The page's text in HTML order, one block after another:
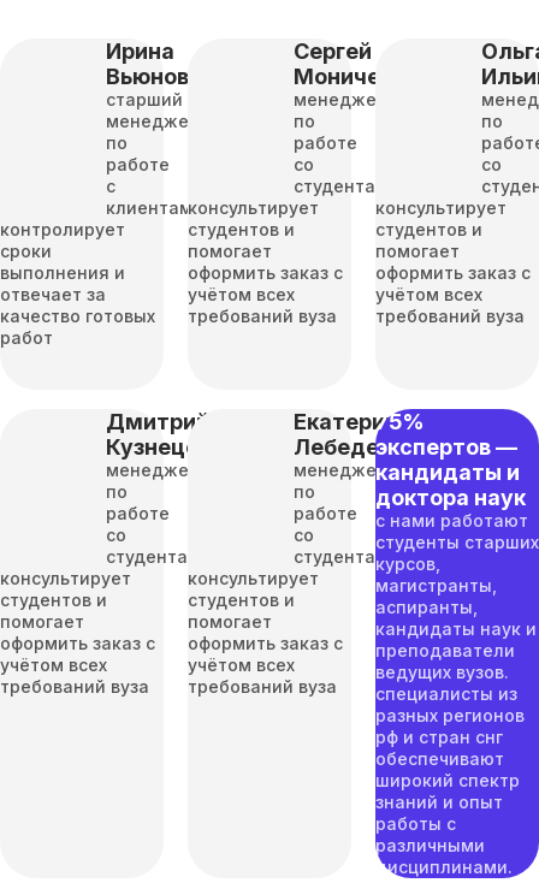
Ирина
Вьюнова
старший
менеджер
по
работе
с
клиентами
контролирует
сроки
выполнения и
отвечает за
качество готовых
работ
Сергей
Моничев
менеджер
по
работе
со
студентами
консультирует
студентов и
помогает
оформить заказ с
учётом всех
требований вуза
по
со
консультирует
студентов и
помогает
оформить заказ с
учётом всех
требований вуза
Дмитрий
Кузнецов
менеджер
по
работе
со
студентами
консультирует
студентов и
помогает
оформить заказ с
учётом всех
требований вуза
Екатерина
Лебедева
менеджер
по
работе
со
студентами
консультирует
студентов и
помогает
оформить заказ с
учётом всех
требований вуза
75%
экспертов —
кандидаты и
доктора наук
с нами работают
студенты старших
курсов,
магистранты,
аспиранты,
кандидаты наук и
преподаватели
ведущих вузов.
специалисты из
разных регионов
рф и стран снг
обеспечивают
широкий спектр
знаний и опыт
работы с
различными
дисциплинами.